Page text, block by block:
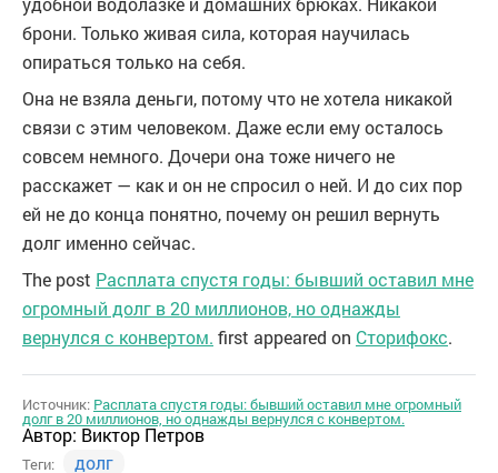
брони. Только живая сила, которая научилась
опираться только на себя.
Она не взяла деньги, потому что не хотела никакой
связи с этим человеком. Даже если ему осталось
совсем немного. Дочери она тоже ничего не
расскажет — как и он не спросил о ней. И до сих пор
ей не до конца понятно, почему он решил вернуть
долг именно сейчас.
The post Расплата спустя годы: бывший оставил мне
огромный долг в 20 миллионов, но однажды
вернулся с конвертом. first appeared on Сторифокс.
Источник: Расплата спустя годы: бывший оставил мне огромный
долг в 20 миллионов, но однажды вернулся с конвертом.
Автор: Виктор Петров
Теги: долг